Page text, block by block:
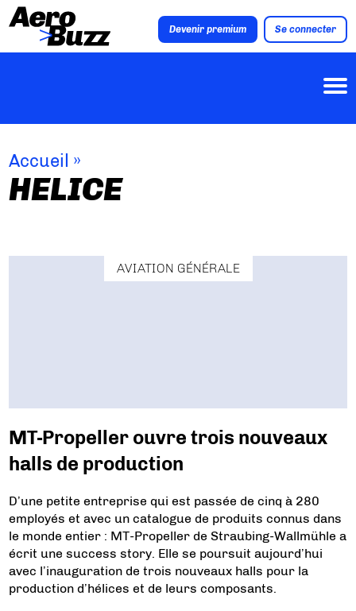
Devenir premium Se connecter
Accueil »
HELICE
AVIATION GÉNÉRALE
MT-Propeller ouvre trois nouveaux
halls de production
D’une petite entreprise qui est passée de cinq à 280
employés et avec un catalogue de produits connus dans
le monde entier : MT-Propeller de Straubing-Wallmühle a
écrit une success story. Elle se poursuit aujourd’hui
avec l’inauguration de trois nouveaux halls pour la
production d’hélices et de leurs composants.